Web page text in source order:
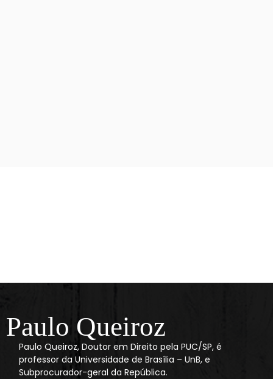
Paulo Queiroz
Paulo Queiroz, Doutor em Direito pela PUC/SP, é
professor da Universidade de Brasília – UnB, e
Subprocurador-geral da República.